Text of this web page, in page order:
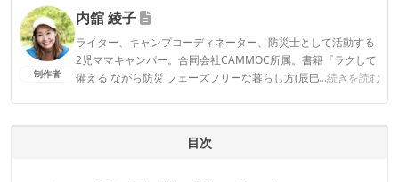
CAMP HACK編集部のプロフィール
制作者
内舘 綾子
ライター、キャンプコーディネーター、防災士として活動する
2児ママキャンパー。合同会社CAMMOC所属。書籍『ラクして
備える ながら防災 フェーズフリーな暮らし方(辰巳出版)』『う
す！▶2016年～CAMP HACKライター
...続きを読む
目次